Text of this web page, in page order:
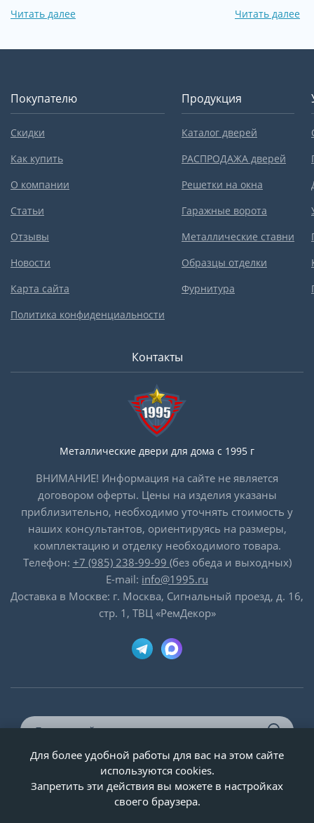
Читать далее
Читать далее
Покупателю
Скидки
Как купить
О компании
Статьи
Отзывы
Новости
Карта сайта
Политика конфиденциальности
Продукция
Каталог дверей
РАСПРОДАЖА дверей
Решетки на окна
Гаражные ворота
Металлические ставни
Образцы отделки
Фурнитура
Контакты
Металлические двери для дома с 1995 г
ВНИМАНИЕ! Информация на сайте не является
договором оферты. Цены на изделия указаны
приблизительно, необходимо уточнять стоимость у
наших консультантов, ориентируясь на размеры,
комплектацию и отделку необходимого товара.
Телефон: +7 (985) 238-99-99 (без обеда и выходных)
E-mail: info@1995.ru
Доставка в Москве: г. Москва, Сигнальный проезд, д. 16,
стр. 1, ТВЦ «РемДекор»
© ООО «Двери-и-точка», ИНН 5020092947, 1995-2026 г.
Для более удобной работы для вас на этом сайте
используются cookies.
Запретить эти действия вы можете в настройках
своего браузера.